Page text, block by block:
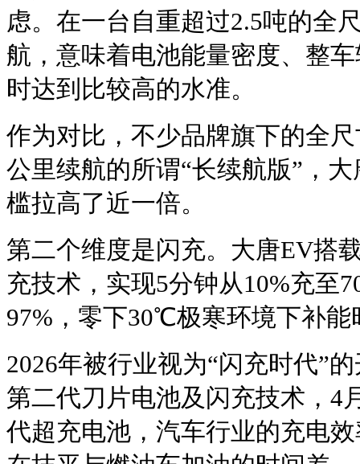
虑。在一台自重超过2.5吨的全
航，意味着电池能量密度、整
时达到比较高的水准。
作为对比，不少品牌旗下的全
公里续航的所谓“长续航版”，
槛拉高了近一倍。
第二个维度是闪充。大唐EV搭
充技术，实现5分钟从10%充至
97%，零下30℃极寒环境下补能
2026年被行业视为“闪充时代”
第二代刀片电池及闪充技术，4
代超充电池，汽车行业的充电